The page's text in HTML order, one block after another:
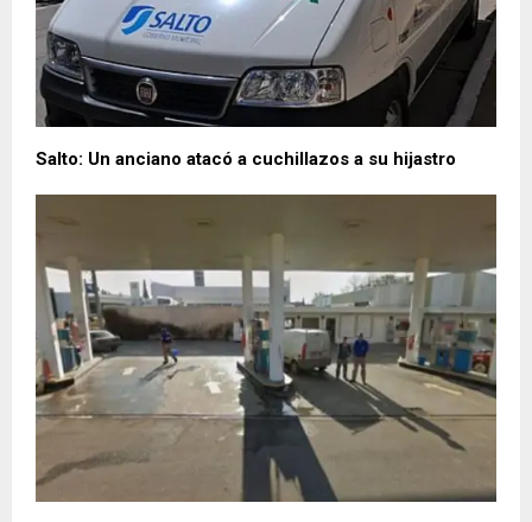
Salto: Un anciano atacó a cuchillazos a su hijastro